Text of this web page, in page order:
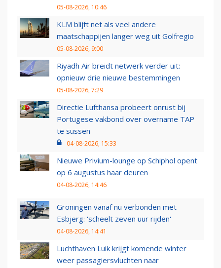
05-08-2026, 10:46
KLM blijft net als veel andere
maatschappijen langer weg uit Golfregio
05-08-2026, 9:00
Riyadh Air breidt netwerk verder uit:
opnieuw drie nieuwe bestemmingen
05-08-2026, 7:29
Directie Lufthansa probeert onrust bij
Portugese vakbond over overname TAP
te sussen
04-08-2026, 15:33
Nieuwe Privium-lounge op Schiphol opent
op 6 augustus haar deuren
04-08-2026, 14:46
Groningen vanaf nu verbonden met
Esbjerg: 'scheelt zeven uur rijden'
04-08-2026, 14:41
Luchthaven Luik krijgt komende winter
weer passagiersvluchten naar